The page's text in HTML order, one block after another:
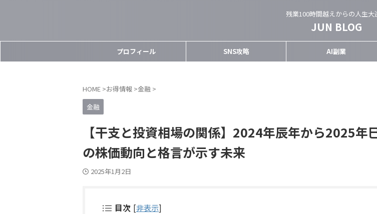
残業100時間越えからの人生大
JUN BLOG
プロフィール SNS攻略 AI副業
HOME >お得情報 >金融 >
金融
【干支と投資相場の関係】2024年辰年から2025年
の株価動向と格言が示す未来
2025年1月2日
目次 [非表示]